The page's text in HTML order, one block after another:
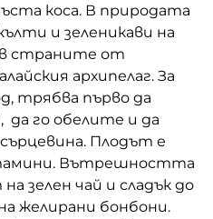
коса. В природата
и зеленикави на
страните от
архипелаг. За
трябва първо да
да го обелите и да
Плодът е
Вътрешността
зелен чай и сладък до
желирани бонбони.